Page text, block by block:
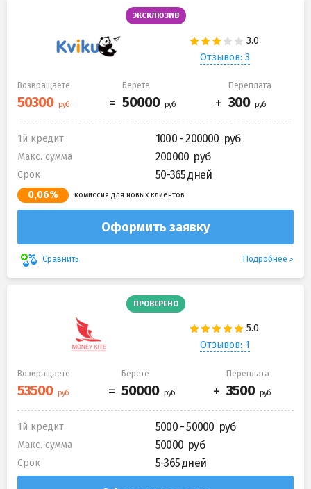
ЭКСКЛЮЗИВ
Отзывов: 3
Возвращаете Берете Переплата
1й кредит 1000 - 200000
Макс. сумма 200000
Срок 50-365 дней
0,06% комиссия для новых клиентов
Оформить заявку
Сравнить Подробнее
ПРОВЕРЕНО
Отзывов: 1
Возвращаете Берете Переплата
1й кредит 5000 - 50000
Макс. сумма 50000
Срок 5-365 дней